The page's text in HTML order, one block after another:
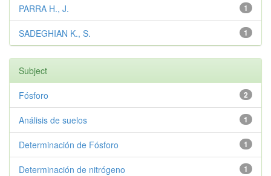
1
PARRA H., J.
1
SADEGHIAN K., S.
Subject
2
Fósforo
1
Análisis de suelos
1
Determinación de Fósforo
1
Determinación de nitrógeno